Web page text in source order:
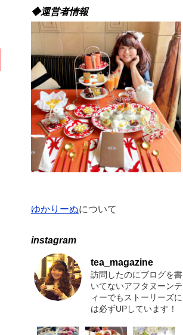
別
バ
ッ
ン
バ
ー
◆運営者情報
ゆかりーぬについて
instagram
tea_magazine
訪問したのにブログを書
いてないアフタヌーンテ
ィーでもストーリーズに
は必ずUPしています！